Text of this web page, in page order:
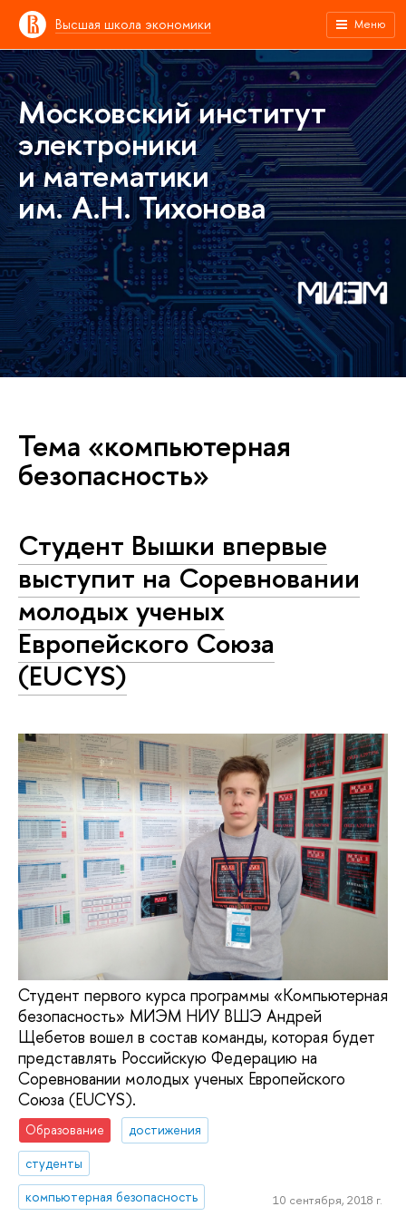
Высшая школа экономики Меню
Московский институт
электроники
и математики
им. А.Н. Тихонова
Тема «компьютерная
безопасность»
Студент Вышки впервые
выступит на Соревновании
молодых ученых
Европейского Союза
(EUCYS)
Студент первого курса программы «Компьютерная
безопасность» МИЭМ НИУ ВШЭ Андрей
Щебетов вошел в состав команды, которая будет
представлять Российскую Федерацию на
Соревновании молодых ученых Европейского
Союза (EUCYS).
Образование
достижения
студенты
компьютерная безопасность
10 сентября, 2018 г.